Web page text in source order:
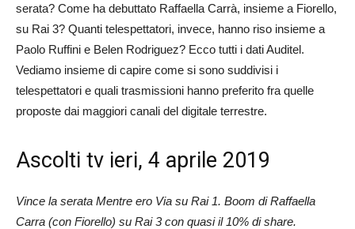
serata? Come ha debuttato Raffaella Carrà, insieme a Fiorello,
su Rai 3? Quanti telespettatori, invece, hanno riso insieme a
Paolo Ruffini e Belen Rodriguez? Ecco tutti i dati Auditel.
Vediamo insieme di capire come si sono suddivisi i
telespettatori e quali trasmissioni hanno preferito fra quelle
proposte dai maggiori canali del digitale terrestre.
Ascolti tv ieri, 4 aprile 2019
Vince la serata Mentre ero Via su Rai 1. Boom di Raffaella
Carra (con Fiorello) su Rai 3 con quasi il 10% di share.